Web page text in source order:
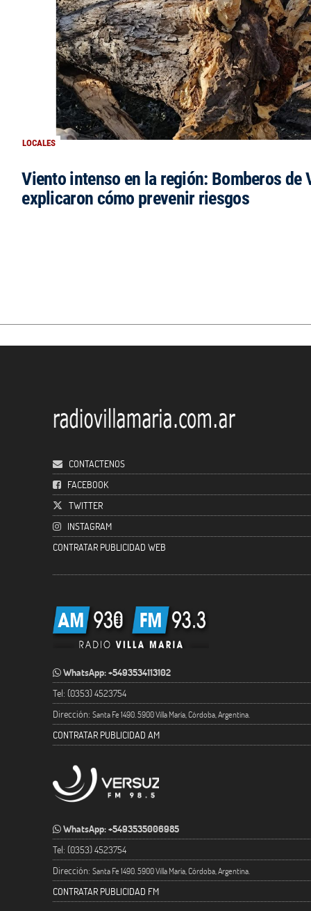
LOCALES
Viento intenso en la región: Bomberos de
explicaron cómo prevenir riesgos
CONTACTENOS
FACEBOOK
TWITTER
INSTAGRAM
CONTRATAR PUBLICIDAD WEB
WhatsApp: +5493534113102
Tel: (0353) 4523754
Dirección: Santa Fe 1490. 5900 Villa María, Córdoba, Argentina.
CONTRATAR PUBLICIDAD AM
WhatsApp: +5493535006985
Tel: (0353) 4523754
Dirección: Santa Fe 1490. 5900 Villa María, Córdoba, Argentina.
CONTRATAR PUBLICIDAD FM